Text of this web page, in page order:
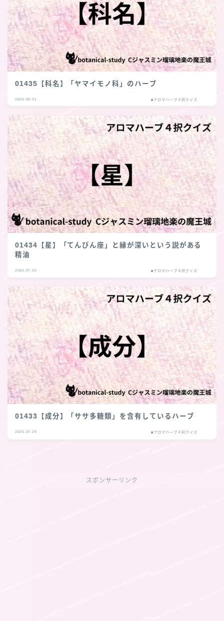
01435【科名】「ヤマイモノ科」のハーブ
2026.08.01 ■アロマハーブ４択クイズ
01434【星】「てんびん座」と縁が深いという説がある
精油
2026.07.30 ■アロマハーブ４択クイズ
01433【成分】「ササ多糖類」を含有しているハーブ
2026.07.29 ■アロマハーブ４択クイズ
スポンサーリンク